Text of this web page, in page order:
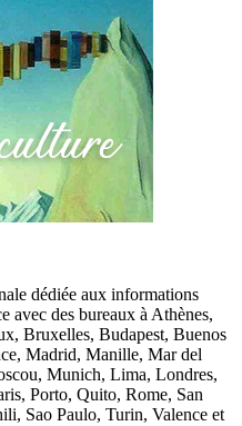
dédiée aux informations
avec des bureaux à Athènes,
Bruxelles, Budapest, Buenos
Madrid, Manille, Mar del
Munich, Lima, Londres,
Porto, Quito, Rome, San
Sao Paulo, Turin, Valence et